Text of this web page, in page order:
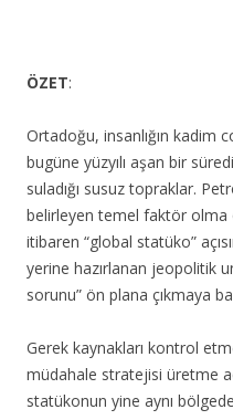
ÖZET:
Ortadoğu, insanlığın kadim
bugüne yüzyılı aşan bir
suladığı susuz topraklar.
belirleyen temel faktör olma
itibaren “global statüko”
yerine hazırlanan jeopolitik
sorunu” ön plana çıkmaya
Gerek kaynakları kontrol
müdahale stratejisi üretme
statükonun yine aynı